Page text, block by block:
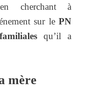
cherchant à
sur le PN
qu’il a
mère